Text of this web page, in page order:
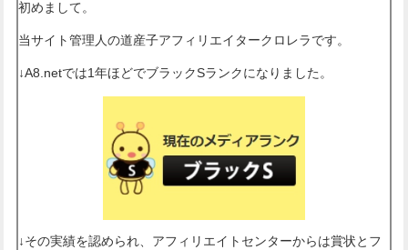
初めまして。
当サイト管理人の道産子アフィリエイタークロレラです。
↓A8.netでは1年ほどでブラックSランクになりました。
↓その実績を認められ、アフィリエイトセンターからは賞状とフ